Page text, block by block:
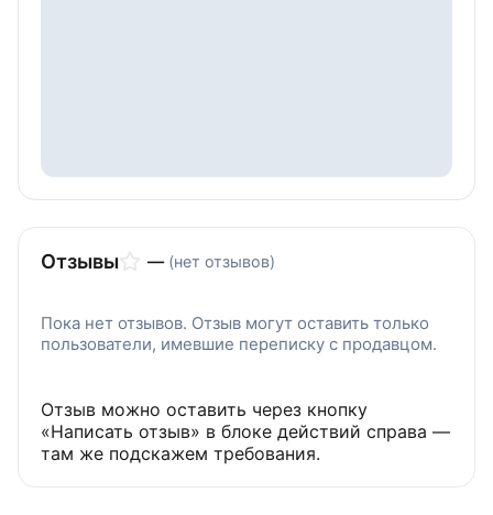
Отзывы — (нет отзывов)
Пока нет отзывов. Отзыв могут оставить только
пользователи, имевшие переписку с продавцом.
Отзыв можно оставить через кнопку
«Написать отзыв» в блоке действий справа —
там же подскажем требования.